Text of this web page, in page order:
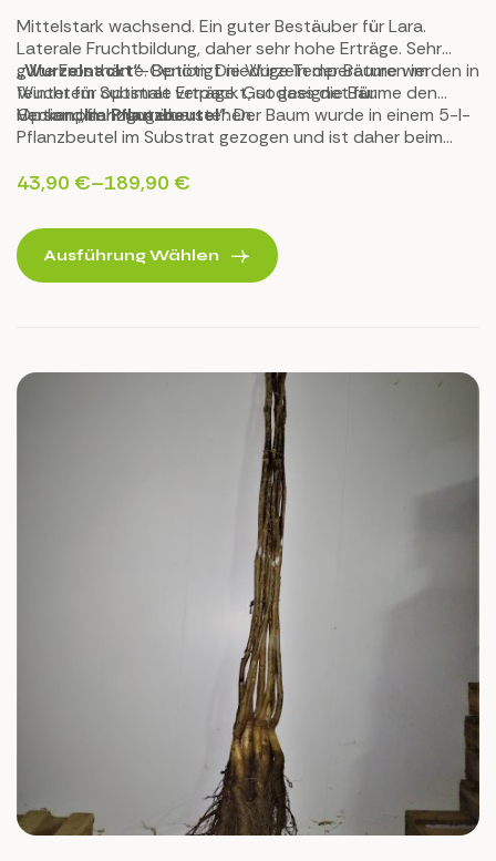
Mittelstark wachsend. Ein guter Bestäuber für Lara.
Laterale Fruchtbildung, daher sehr hohe Erträge. Sehr
gute Frosthärte. Benötigt niedrige Temperaturen im
Winter für optimale Erträge. Gut geeignet für
Heckenpflanzungen.
„Wurzelnackt“-Option: Die Wurzeln der Bäume werden in
feuchtem Substrat verpackt, sodass die Bäume den
Versand sehr gut überstehen.
Option „Im Pflanzbeutel“: Der Baum wurde in einem 5-l-
Pflanzbeutel im Substrat gezogen und ist daher beim
ausgesetzt.
43,90 €–189,90 €
Ausführung Wählen